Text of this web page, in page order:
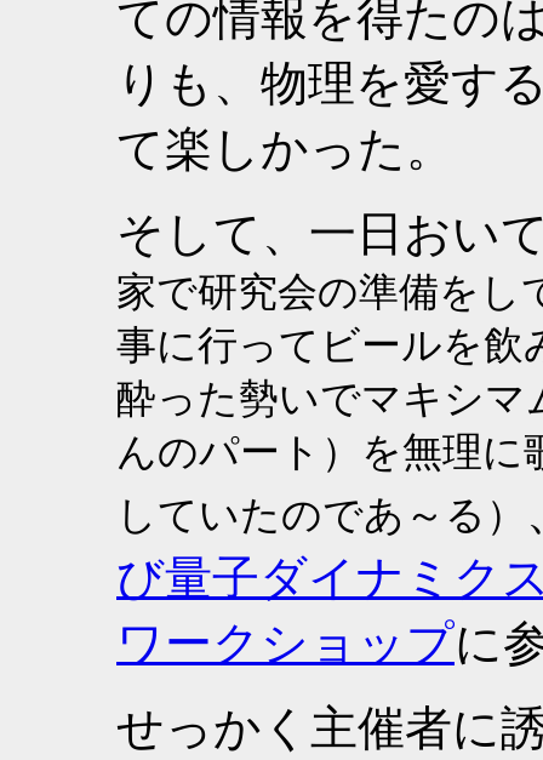
ての情報を得たの
りも、物理を愛す
て楽しかった。
そして、一日おい
家で研究会の準備をし
事に行ってビールを飲
酔った勢いでマキシ
んのパート）を無理
していたのであ～る）
び量子ダイナミク
ワークショップに
せっかく主催者に